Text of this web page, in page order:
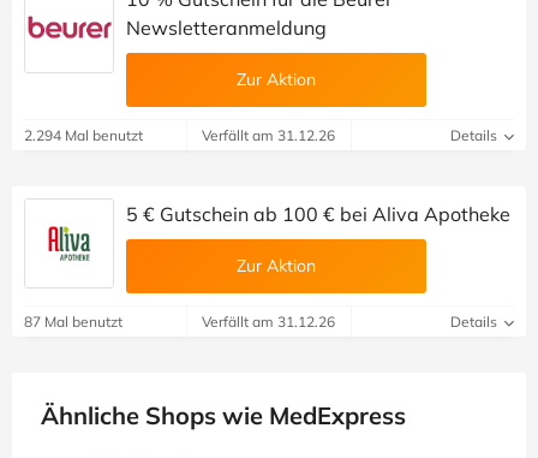
Newsletteranmeldung
Zur Aktion
2.294 Mal benutzt Verfällt am 31.12.26 Details
5 € Gutschein ab 100 € bei Aliva Apotheke
Zur Aktion
87 Mal benutzt Verfällt am 31.12.26 Details
Ähnliche Shops wie MedExpress